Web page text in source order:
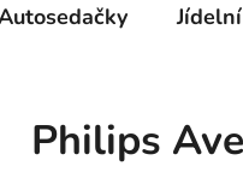
Philips